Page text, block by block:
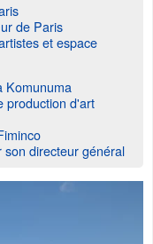
de Paris
et espace
Komunuma
production d'art
directeur général